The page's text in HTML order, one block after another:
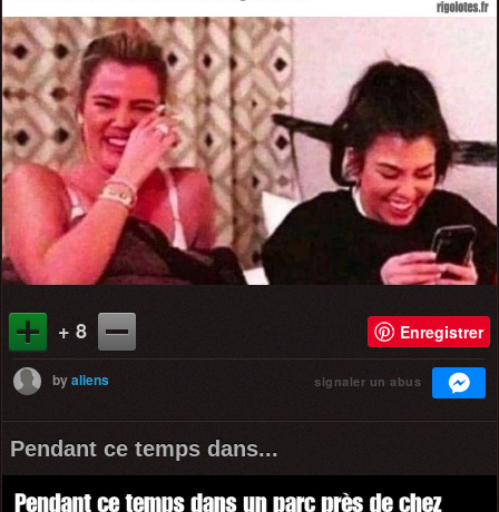
+ 8 Enregistrer
byaliens signaler un abus
Pendant ce temps dans...